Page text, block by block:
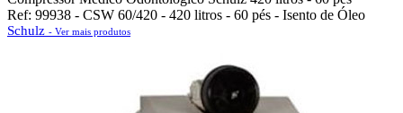
Ref: 99938 - CSW 60/420 - 420 litros - 60 pés - Isento de Óleo
Schulz - Ver mais produtos